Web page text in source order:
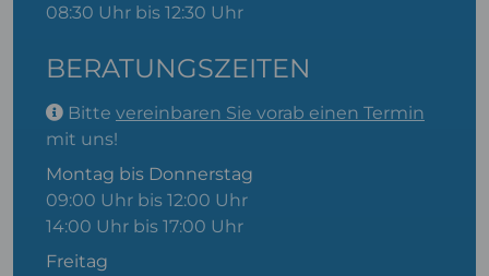
08:30 Uhr bis 12:30 Uhr
BERATUNGSZEITEN
Bitte vereinbaren Sie vorab einen Termin
mit uns!
Montag bis Donnerstag
09:00 Uhr bis 12:00 Uhr
14:00 Uhr bis 17:00 Uhr
Freitag